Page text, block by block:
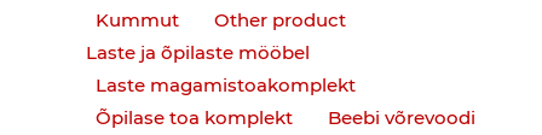
Kummut
Other product
Laste ja õpilaste mööbel
Laste magamistoakomplekt
Õpilase toa komplekt
Beebi võrevoodi